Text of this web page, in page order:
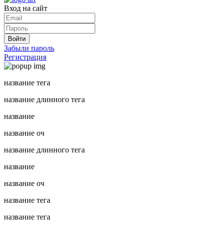
Вход на сайт
Войти
Забыли пароль
Регистрация
название тега
название длинного тега
название
название оч
название длинного тега
название
название оч
название тега
название тега